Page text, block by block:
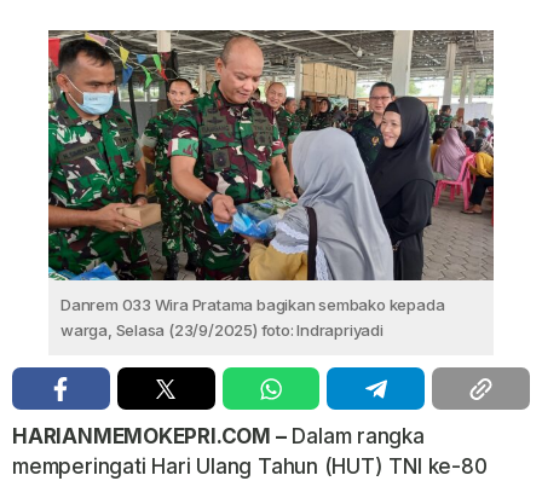
Danrem 033 Wira Pratama bagikan sembako kepada
warga, Selasa (23/9/2025) foto: Indrapriyadi
HARIANMEMOKEPRI.COM –Dalam rangka
memperingati Hari Ulang Tahun (HUT) TNI ke-80